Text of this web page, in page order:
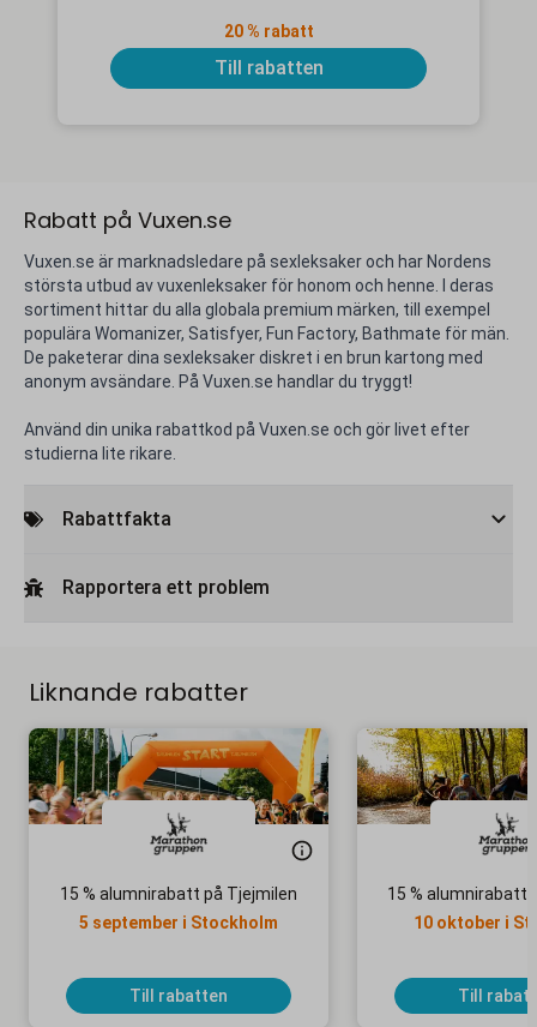
20 % rabatt
Till rabatten
Rabatt på Vuxen.se
Vuxen.se är marknadsledare på sexleksaker och har Nordens
största utbud av vuxenleksaker för honom och henne. I deras
sortiment hittar du alla globala premium märken, till exempel
populära Womanizer, Satisfyer, Fun Factory, Bathmate för män.
De paketerar dina sexleksaker diskret i en brun kartong med
anonym avsändare. På Vuxen.se handlar du tryggt!
Använd din unika rabattkod på Vuxen.se och gör livet efter
studierna lite rikare.
Rabattfakta
Rapportera ett problem
Liknande rabatter
15 % alumnirabatt på Tjejmilen
5 september i Stockholm
Till rabatten
15 % alumnirabatt
10 oktober i
Till